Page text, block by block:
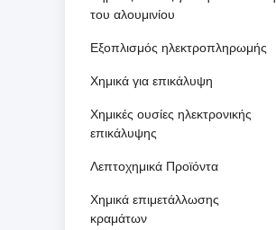
του αλουμινίου
Εξοπλισμός ηλεκτροπληρωμής
Χημικά για επικάλυψη
Χημικές ουσίες ηλεκτρονικής
επικάλυψης
Λεπτοχημικά Προϊόντα
Χημικά επιμετάλλωσης
κραμάτων